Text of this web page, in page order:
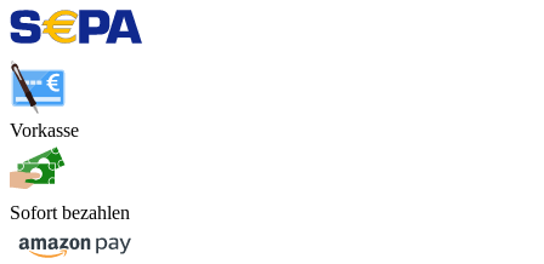
Vorkasse
Sofort bezahlen